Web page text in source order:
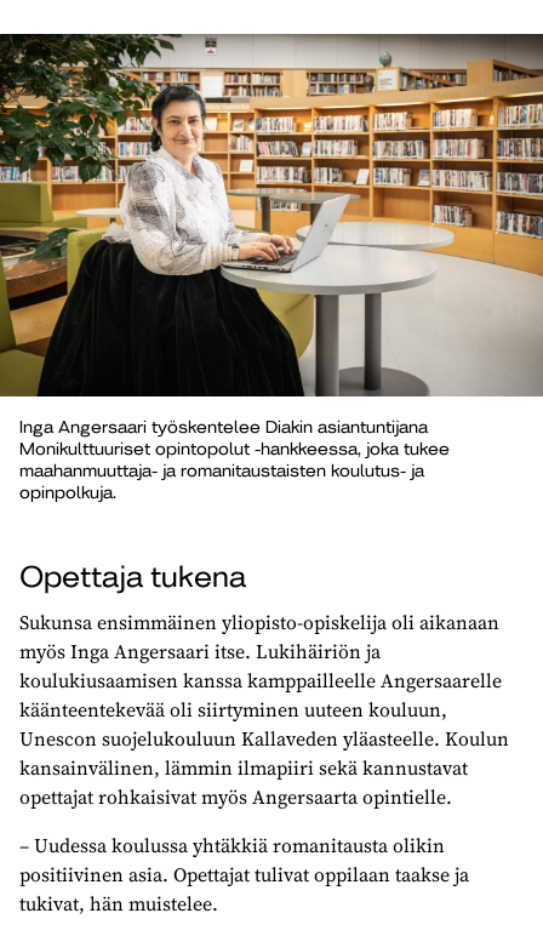
Inga Angersaari työskentelee Diakin asiantuntijana
Monikulttuuriset opintopolut -hankkeessa, joka tukee
maahanmuuttaja- ja romanitaustaisten koulutus- ja
opinpolkuja.
Opettaja tukena
Sukunsa ensimmäinen yliopisto-opiskelija oli aikanaan
myös Inga Angersaari itse. Lukihäiriön ja
koulukiusaamisen kanssa kamppailleelle Angersaarelle
käänteentekevää oli siirtyminen uuteen kouluun,
Unescon suojelukouluun Kallaveden yläasteelle. Koulun
kansainvälinen, lämmin ilmapiiri sekä kannustavat
opettajat rohkaisivat myös Angersaarta opintielle.
– Uudessa koulussa yhtäkkiä romanitausta olikin
positiivinen asia. Opettajat tulivat oppilaan taakse ja
tukivat, hän muistelee.